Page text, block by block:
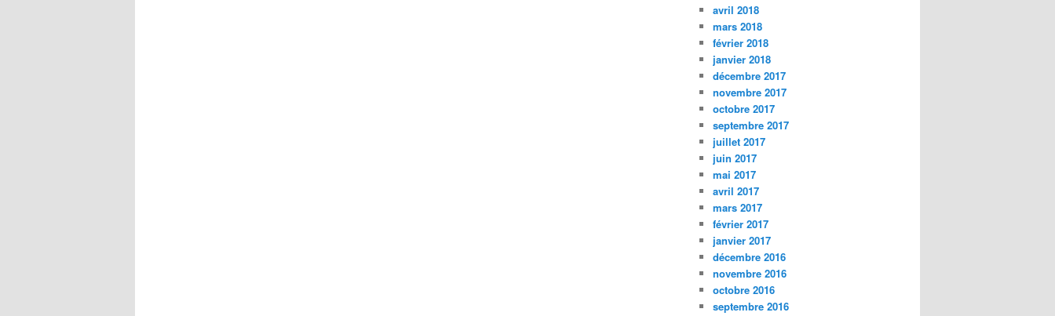
avril 2018
mars 2018
février 2018
janvier 2018
décembre 2017
novembre 2017
octobre 2017
septembre 2017
juillet 2017
juin 2017
mai 2017
avril 2017
mars 2017
février 2017
janvier 2017
décembre 2016
novembre 2016
octobre 2016
septembre 2016